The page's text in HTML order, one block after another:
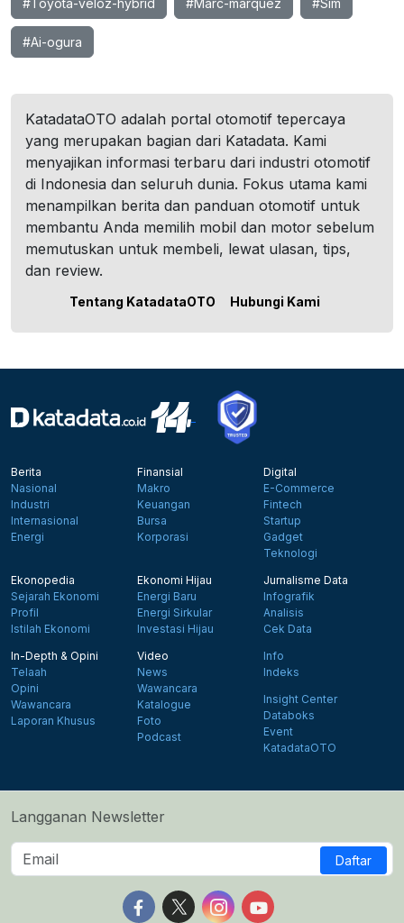
#Toyota-veloz-hybrid #Marc-marquez #Sim
#Ai-ogura
KatadataOTO adalah portal otomotif tepercaya
yang merupakan bagian dari Katadata. Kami
menyajikan informasi terbaru dari industri otomotif
di Indonesia dan seluruh dunia. Fokus utama kami
menampilkan berita dan panduan otomotif untuk
membantu Anda memilih mobil dan motor sebelum
memutuskan untuk membeli, lewat ulasan, tips,
dan review.
Tentang KatadataOTO Hubungi Kami
Berita
Nasional
Industri
Internasional
Energi
Finansial
Makro
Keuangan
Bursa
Korporasi
Digital
E-Commerce
Fintech
Startup
Gadget
Teknologi
Ekonopedia
Sejarah Ekonomi
Profil
Istilah Ekonomi
Ekonomi Hijau
Energi Baru
Energi Sirkular
Investasi Hijau
Jurnalisme Data
Infografik
Analisis
Cek Data
In-Depth & Opini
Telaah
Opini
Wawancara
Laporan Khusus
Video
News
Wawancara
Katalogue
Foto
Podcast
Info
Indeks
Insight Center
Databoks
Event
KatadataOTO
Langganan Newsletter
Daftar
Follow us on Facebook
Follow us on X
Follow us on Instagram
Follow us on